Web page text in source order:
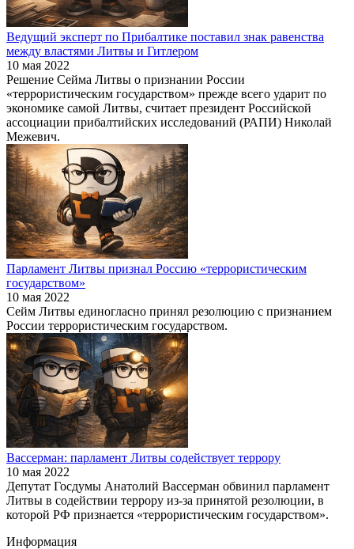
Ведущий эксперт по Прибалтике поставил знак равенства
между властями Литвы и Гитлером
10 мая 2022
Решение Сейма Литвы о признании России
«террористическим государством» прежде всего ударит по
экономике самой Литвы, считает президент Российской
ассоциации прибалтийских исследований (РАПИ) Николай
Межевич.
Парламент Литвы признал Россию «террористическим
государством»
10 мая 2022
Сейм Литвы единогласно принял резолюцию с признанием
России террористическим государством.
Вассерман: парламент Литвы содействует террору
10 мая 2022
Депутат Госдумы Анатолий Вассерман обвинил парламент
Литвы в содействии террору из-за принятой резолюции, в
которой РФ признается «террористическим государством».
Информация